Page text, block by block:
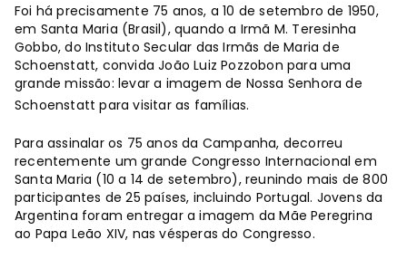
Foi há precisamente 75 anos, a 10 de setembro de 1950,
em Santa Maria (Brasil), quando a Irmã M. Teresinha
Gobbo, do Instituto Secular das Irmãs de Maria de
Schoenstatt, convida João Luiz Pozzobon para uma
grande missão: levar a imagem de Nossa Senhora de
Schoenstatt para visitar as famílias.
Para assinalar os 75 anos da Campanha, decorreu
recentemente um grande Congresso Internacional em
Santa Maria (10 a 14 de setembro), reunindo mais de 800
participantes de 25 países, incluindo Portugal. Jovens da
Argentina foram entregar a imagem da Mãe Peregrina
ao Papa Leão XIV, nas vésperas do Congresso.